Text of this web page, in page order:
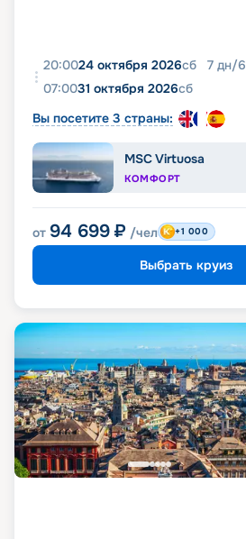
20:0024 октября 2026сб 7 дн/6
07:0031 октября 2026сб
Вы посетите 3 страны:
MSC Virtuosa
КОМФОРТ
от 94 699 ₽ /чел +1 000
Выбрать круиз